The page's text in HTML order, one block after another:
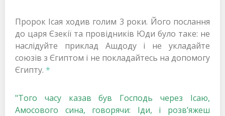
Пророк Ісая ходив голим 3 роки. Його послання
до царя Єзекії та провідників Юди було таке: не
наслідуйте приклад Ашдоду і не укладайте
союзів з Єгиптом і не покладайтесь на допомогу
Єгипту. *
"Того часу казав був Господь через Ісаю,
Амосового сина, говорячи: Іди, і розв’яжеш